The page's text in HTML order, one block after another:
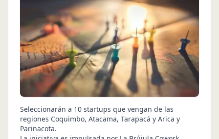
Seleccionarán a 10 startups que vengan de las
regiones Coquimbo, Atacama, Tarapacá y Arica y
Parinacota.